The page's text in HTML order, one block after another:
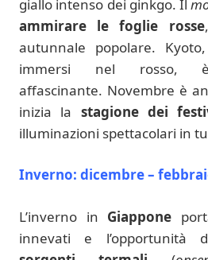
giallo intenso dei ginkgo. Il
ammirare le foglie rosse
autunnale popolare.
immersi nel rosso, è
affascinante. Novembre è
inizia la stagione dei
illuminazioni spettacolari in
Inverno: dicembre –
L’inverno in Giappone
innevati e l’opportunità